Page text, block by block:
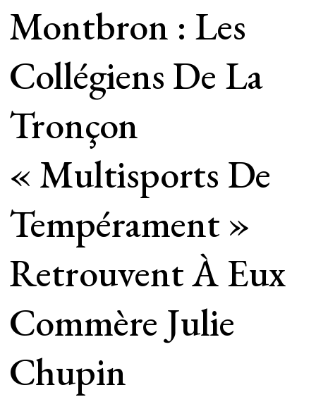
Montbron : Les
Collégiens De La
Tronçon
« Multisports De
Tempérament »
Retrouvent À Eux
Commère Julie
Chupin